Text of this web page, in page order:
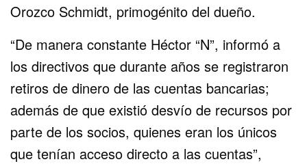
Orozco Schmidt, primogénito del dueño.
“De manera constante Héctor “N”, informó a
los directivos que durante años se registraron
retiros de dinero de las cuentas bancarias;
además de que existió desvío de recursos por
parte de los socios, quienes eran los únicos
que tenían acceso directo a las cuentas”,